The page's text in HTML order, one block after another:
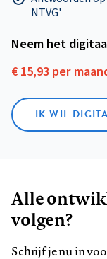
NTVG'
Neem het
€ 15,93 per
IK WIL
Alle
volgen?
Schrijf je nu in